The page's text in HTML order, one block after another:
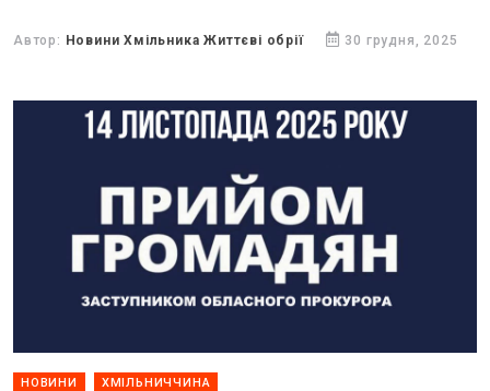
Автор: Новини Хмільника Життєві обрії 30 грудня, 2025
НОВИНИ ХМІЛЬНИЧЧИНА